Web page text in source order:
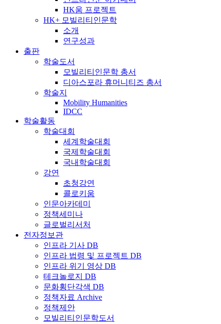
HK움 프로젝트
HK+ 모빌리티인문학
소개
연구성과
출판
학술도서
모빌리티인문학 총서
디아스포라 휴머니티즈 총서
학술지
Mobility Humanities
IDCC
학술활동
학술대회
세계학술대회
국제학술대회
국내학술대회
강연
초청강연
콜로키움
인문아카데미
정책세미나
글로벌리서처
전자정보관
인프라 기사 DB
인프라 법령 및 프로젝트 DB
인프라 위기 영상 DB
테크놀로지 DB
문화횡단각색 DB
정책자료 Archive
정책제안
모빌리티인문학도서